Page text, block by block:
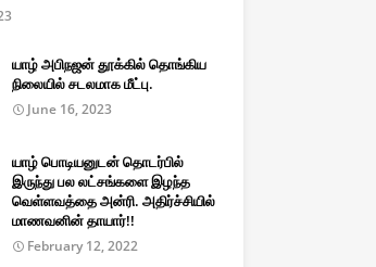
யாழ் அபிநஜன் தூக்கில் தொங்கிய
நிலையில் சடலமாக மீட்பு.
June 16, 2023
யாழ் பொடியனுடன் தொடர்பில்
இருந்து பல லட்சங்களை இழந்த
வெள்ளவத்தை அன்ரி. அதிர்ச்சியில்
மாணவனின் தாயார்!!
February 12, 2022